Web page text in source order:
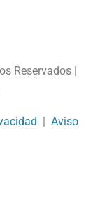
Reservados |
| Aviso